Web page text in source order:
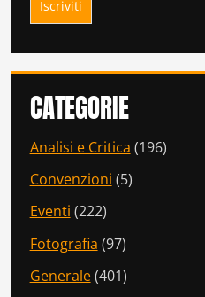
CATEGORIE
Analisi e Critica (196)
Convenzioni (5)
Eventi (222)
Fotografia (97)
Generale(401)